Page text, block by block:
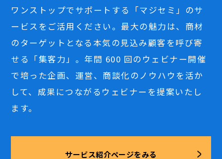
ワンストップでサポートする「マジセミ」のサ
ービスをご活用ください。最大の魅力は、商材
のターゲットとなる本気の見込み顧客を呼び寄
せる「集客力」。年間 600 回のウェビナー開催
で培った企画、運営、商談化のノウハウを活か
して、成果につながるウェビナーを提案いたし
ます。
サービス紹介ページをみる